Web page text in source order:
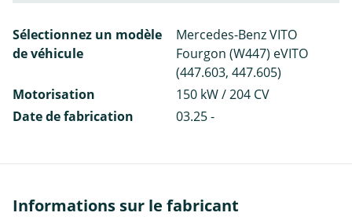
Sélectionnez un modèle
de véhicule
Mercedes-Benz VITO
Fourgon (W447) eVITO
(447.603, 447.605)
Motorisation
150 kW / 204 CV
Date de fabrication
03.25 -
Informations sur le fabricant